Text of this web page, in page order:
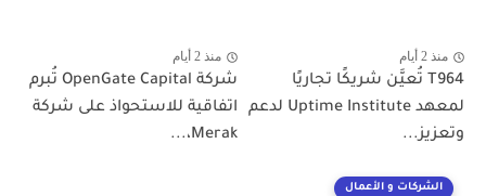
منذ 2 أيام
T964 تُعيَّن شريكًا تجاريًا
لمعهد Uptime Institute لدعم
وتعزيز...
منذ 2 أيام
شركة OpenGate Capital تُبرم
اتفاقية للاستحواذ على شركة
Merak،...
الشركات و الأعمال